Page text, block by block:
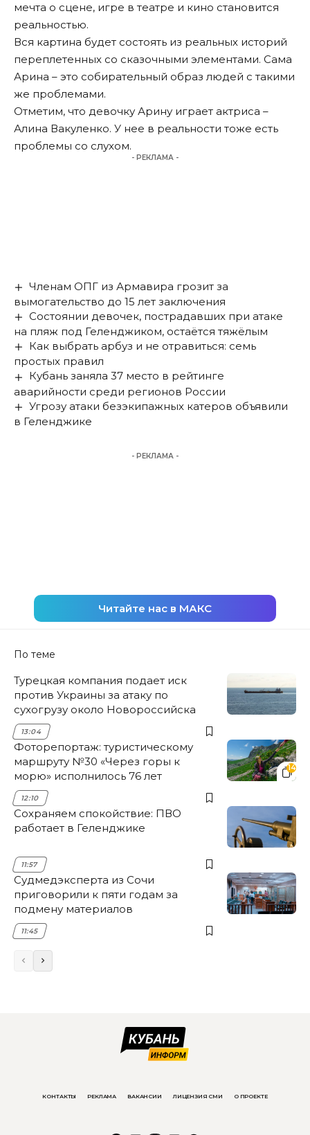
мечта о сцене, игре в театре и кино становится
реальностью.
Вся картина будет состоять из реальных историй
переплетенных со сказочными элементами. Сама
Арина – это собирательный образ людей с такими
же проблемами.
Отметим, что девочку Арину играет актриса –
Алина Вакуленко. У нее в реальности тоже есть
проблемы со слухом.
- РЕКЛАМА -
Членам ОПГ из Армавира грозит за
вымогательство до 15 лет заключения
Состоянии девочек, пострадавших при атаке
на пляж под Геленджиком, остаётся тяжёлым
Как выбрать арбуз и не отравиться: семь
простых правил
Кубань заняла 37 место в рейтинге
аварийности среди регионов России
Угрозу атаки безэкипажных катеров объявили
в Геленджике
- РЕКЛАМА -
Читайте нас в МАКС
По теме
Турецкая компания подает иск
против Украины за атаку по
сухогрузу около Новороссийска
13:04
14
Фоторепортаж: туристическому
маршруту №30 «Через горы к
морю» исполнилось 76 лет
12:10
Сохраняем спокойствие: ПВО
работает в Геленджике
11:57
Судмедэксперта из Сочи
приговорили к пяти годам за
подмену материалов
11:45
КОНТАКТЫ РЕКЛАМА ВАКАНСИИ ЛИЦЕНЗИЯ СМИ О ПРОЕКТЕ